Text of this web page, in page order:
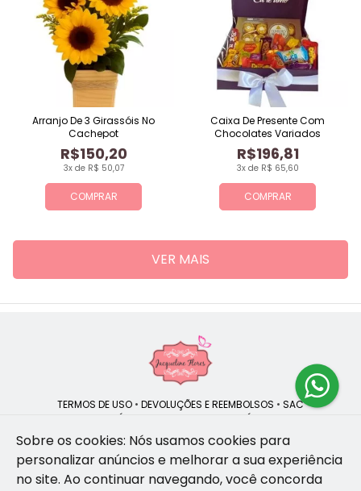
COMPRAR
3x de R$ 50,07
R$150,20
Arranjo De 3 Girassóis No
Cachepot
COMPRAR
3x de R$ 65,60
R$196,81
Caixa De Presente Com
Chocolates Variados
VER MAIS
TERMOS DE USO • DEVOLUÇÕES E REEMBOLSOS • SAC
POLÍTICA DE PRIVACIDADE POLÍTICA DE COOKIES
Jacqueline Flores | CNPJ: 47.335.418/0001-13
Sobre os cookies: Nós usamos cookies para
personalizar anúncios e melhorar a sua experiência
no site. Ao continuar navegando, você concorda